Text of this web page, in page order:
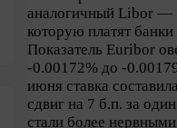
аналогичный Libor —
которую платят
Показатель Euribor
-0.00172% до -
июня ставка
сдвиг на 7 б.п. за
стали более